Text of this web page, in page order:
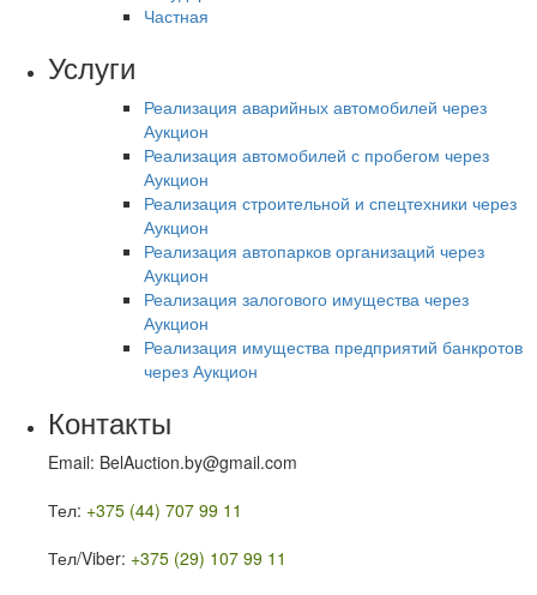
Частная
Услуги
Реализация аварийных автомобилей через
Аукцион
Реализация автомобилей с пробегом через
Аукцион
Реализация строительной и спецтехники через
Аукцион
Реализация автопарков организаций через
Аукцион
Реализация залогового имущества через
Аукцион
Реализация имущества предприятий банкротов
через Аукцион
Контакты
Email: BelAuction.by@gmail.com
Тел: +375 (44) 707 99 11
Тел/Viber: +375 (29) 107 99 11